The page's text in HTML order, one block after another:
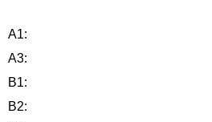
A1:
A3:
B1:
B2: